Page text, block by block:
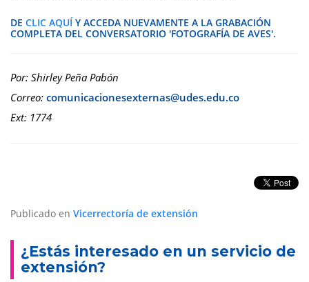
DE CLIC AQUÍ Y ACCEDA NUEVAMENTE A LA GRABACIÓN
COMPLETA DEL CONVERSATORIO 'FOTOGRAFÍA DE AVES'.
Por: Shirley Peña Pabón
Correo:
Ext: 1774
Publicado en Vicerrectoría de extensión
¿Estás interesado en un servicio de
extensión?